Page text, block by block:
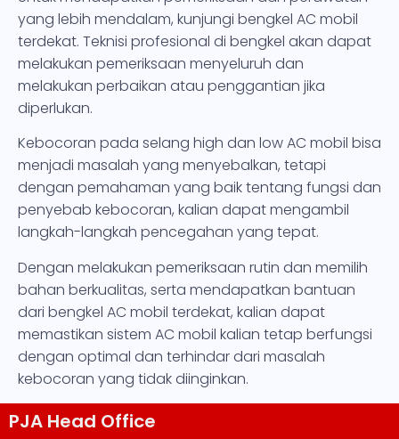
yang lebih mendalam, kunjungi bengkel AC mobil
terdekat. Teknisi profesional di bengkel akan dapat
melakukan pemeriksaan menyeluruh dan
melakukan perbaikan atau penggantian jika
diperlukan.
Kebocoran pada selang high dan low AC mobil bisa
menjadi masalah yang menyebalkan, tetapi
dengan pemahaman yang baik tentang fungsi dan
penyebab kebocoran, kalian dapat mengambil
langkah-langkah pencegahan yang tepat.
Dengan melakukan pemeriksaan rutin dan memilih
bahan berkualitas, serta mendapatkan bantuan
dari bengkel AC mobil terdekat, kalian dapat
memastikan sistem AC mobil kalian tetap berfungsi
dengan optimal dan terhindar dari masalah
kebocoran yang tidak diinginkan.
PJA Head Office